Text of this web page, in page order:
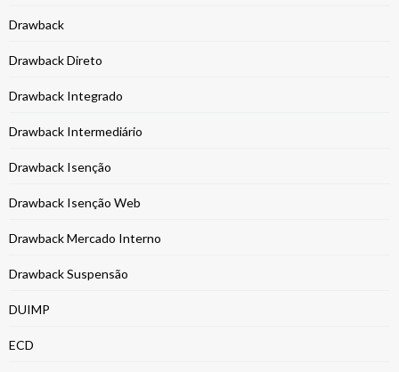
Drawback
Drawback Direto
Drawback Integrado
Drawback Intermediário
Drawback Isenção
Drawback Isenção Web
Drawback Mercado Interno
Drawback Suspensão
DUIMP
ECD